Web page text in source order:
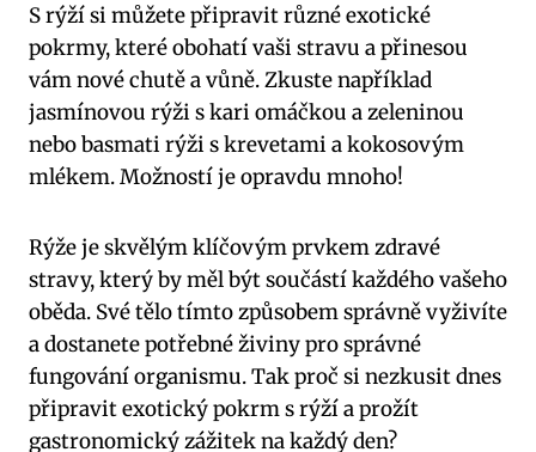
S rýží si můžete ⁢připravit různé exotické
pokrmy, které⁤ obohatí vaši stravu a přinesou
⁢vám nové chutě a vůně.⁣ Zkuste například
jasmínovou rýži s ​kari omáčkou a zeleninou​
nebo⁤ basmati rýži ​s‌ krevetami a ⁢kokosovým
mlékem. ⁢Možností⁣ je opravdu mnoho!
Rýže je skvělým klíčovým prvkem⁣ zdravé
stravy, který by ‌měl⁣ být součástí každého⁣ vašeho‍
oběda. Své⁤ tělo tímto​ způsobem správně ‍vyživíte
a dostanete potřebné živiny pro správné
⁣fungování organismu. ⁣Tak proč si nezkusit ​dnes
připravit ​exotický ⁢pokrm‌ s ‍rýží ‍a​ prožít
gastronomický zážitek na⁢ každý ‍den?